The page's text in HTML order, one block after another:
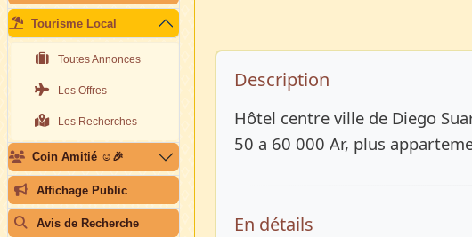
Tourisme Local
Toutes Annonces
Les Offres
Les Recherches
Coin Amitié ☺️🎉
Affichage Public
Avis de Recherche
Description de
Description
Hôtel centre ville de Diego
50 a 60 000 Ar, plus
En détails